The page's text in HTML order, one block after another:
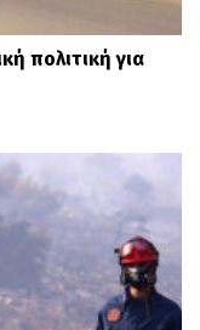
πολιτική για